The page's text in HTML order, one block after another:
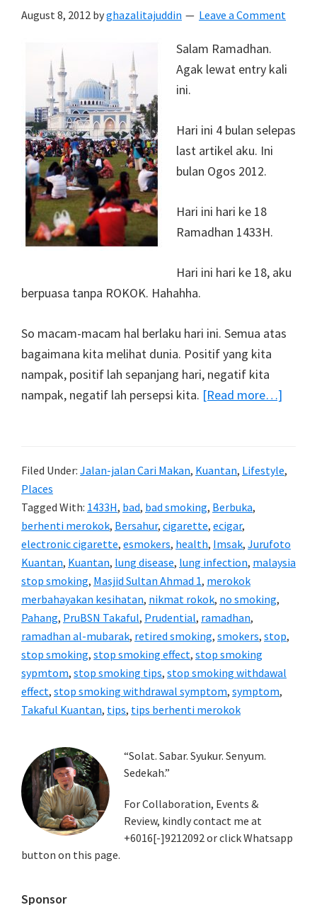
August 8, 2012 byghazalitajuddin Leave a Comment
Salam Ramadhan.
Agak lewat entry kali
ini.
Hari ini 4 bulan selepas
last artikel aku. Ini
bulan Ogos 2012.
Hari ini hari ke 18
Ramadhan 1433H.
Hari ini hari ke 18, aku
berpuasa tanpa ROKOK. Hahahha.
So macam-macam hal berlaku hari ini. Semua atas
bagaimana kita melihat dunia. Positif yang kita
nampak, positif lah sepanjang hari, negatif kita
nampak, negatif lah persepsi kita. [Read more…]
Filed Under: Jalan-jalan Cari Makan, Kuantan, Lifestyle,
Places
Tagged With: 1433H, bad, bad smoking, Berbuka,
berhenti merokok, Bersahur, cigarette, ecigar,
electronic cigarette, esmokers, health, Imsak, Jurufoto
Kuantan, Kuantan, lung disease, lung infection, malaysia
stop smoking, Masjid Sultan Ahmad 1, merokok
merbahayakan kesihatan, nikmat rokok, no smoking,
Pahang, PruBSN Takaful, Prudential, ramadhan,
ramadhan al-mubarak, retired smoking, smokers, stop,
stop smoking, stop smoking effect, stop smoking
sypmtom, stop smoking tips, stop smoking withdawal
effect, stop smoking withdrawal symptom, symptom,
Takaful Kuantan, tips, tips berhenti merokok
Primary
Sidebar
“Solat. Sabar. Syukur. Senyum.
Sedekah.”
For Collaboration, Events &
Review, kindly contact me at
+6016[-]9212092 or click Whatsapp
button on this page.
Sponsor